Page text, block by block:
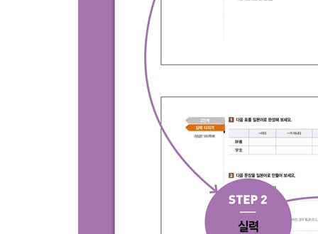
39 접두사와 접미사
열다섯째마디ㆍ동사 속으로 한 걸음 더
41 ‘주다’와 ‘받다’
42 자동사와 타동사
다섯째마당 ： 맛있고 화려한 표현 이야기
열여섯째마디ㆍ명사와 관련된 표현들
43 명사만 연결되는 표현
열일곱째마디ㆍ일본어 실력을 늘려 주는 표현들